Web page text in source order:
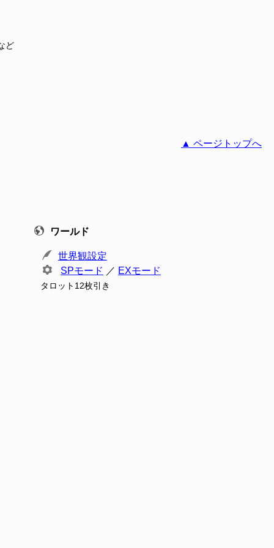
ど
▲ ページトップへ
ワールド
世界観設定
SPモード ／ EXモード
タロット12枚引き